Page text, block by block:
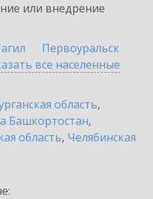
или внедрение
Первоуральск
все населенные
область,
Башкортостан,
область, Челябинская